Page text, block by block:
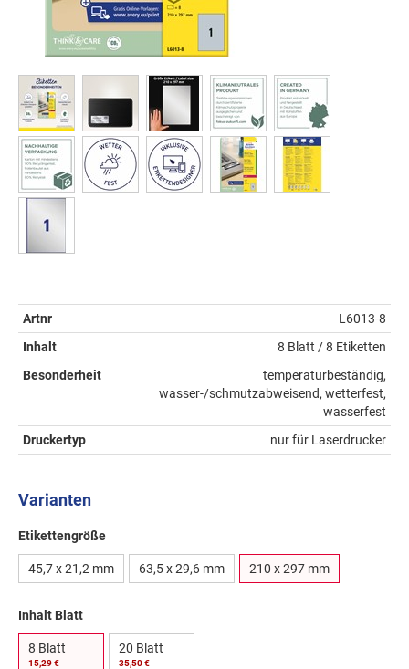
Artnr
L6013-8
Inhalt
8 Blatt / 8 Etiketten
Besonderheit
temperaturbeständig,
wasser-/schmutzabweisend, wetterfest,
wasserfest
Druckertyp
nur für Laserdrucker
Varianten
Etikettengröße
45,7 x 21,2 mm 63,5 x 29,6 mm 210 x 297 mm
Inhalt Blatt
8 Blatt
15,29 €
20 Blatt
35,50 €